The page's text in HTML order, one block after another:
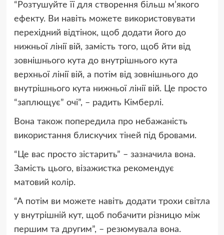
“Розтушуйте її для створення більш м’якого
ефекту. Ви навіть можете використовувати
перехідний відтінок, щоб додати його до
нижньої лінії вій, замість того, щоб йти від
зовнішнього кута до внутрішнього кута
верхньої лінії вій, а потім від зовнішнього до
внутрішнього кута нижньої лінії вій. Це просто
“заплющує” очі”, – радить Кімберлі.
Вона також попередила про небажаність
використання блискучих тіней під бровами.
“Це вас просто зістарить” – зазначила вона.
Замість цього, візажистка рекомендує
матовий колір.
“А потім ви можете навіть додати трохи світла
у внутрішній кут, щоб побачити різницю між
першим та другим”, – резюмувала вона.